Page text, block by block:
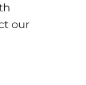
our